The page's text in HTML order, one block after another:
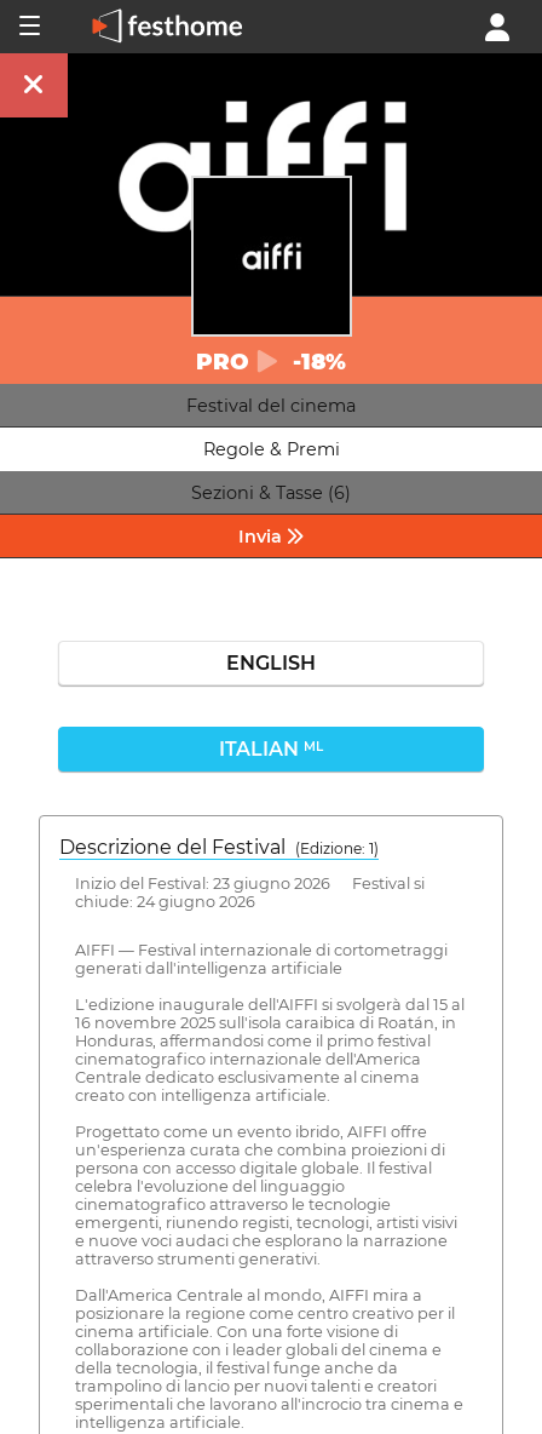
PRO -18%
Festival del cinema
Regole & Premi
Sezioni & Tasse (6)
Invia
ENGLISH
ITALIAN ML
Descrizione del Festival
( Edizione: 1)
Inizio del Festival: 23 giugno 2026 Festival si
chiude: 24 giugno 2026
AIFFI — Festival internazionale di cortometraggi
generati dall'intelligenza artificiale
L'edizione inaugurale dell'AIFFI si svolgerà dal 15 al
16 novembre 2025 sull'isola caraibica di Roatán, in
Honduras, affermandosi come il primo festival
cinematografico internazionale dell'America
Centrale dedicato esclusivamente al cinema
creato con intelligenza artificiale.
Progettato come un evento ibrido, AIFFI offre
un'esperienza curata che combina proiezioni di
persona con accesso digitale globale. Il festival
celebra l'evoluzione del linguaggio
cinematografico attraverso le tecnologie
emergenti, riunendo registi, tecnologi, artisti visivi
e nuove voci audaci che esplorano la narrazione
attraverso strumenti generativi.
Dall'America Centrale al mondo, AIFFI mira a
posizionare la regione come centro creativo per il
cinema artificiale. Con una forte visione di
collaborazione con i leader globali del cinema e
della tecnologia, il festival funge anche da
trampolino di lancio per nuovi talenti e creatori
sperimentali che lavorano all'incrocio tra cinema e
intelligenza artificiale.